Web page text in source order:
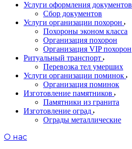
Услуги оформления документов
Сбор документов
Услуги организации похорон
Похороны эконом класса
Организация похорон
Организация VIP похорон
Ритуальный транспорт
Перевозка тел умерших
Услуги организации поминок
Организация поминок
Изготовление памятников
Памятники из гранита
Изготовление оград
Ограды металлические
О нас